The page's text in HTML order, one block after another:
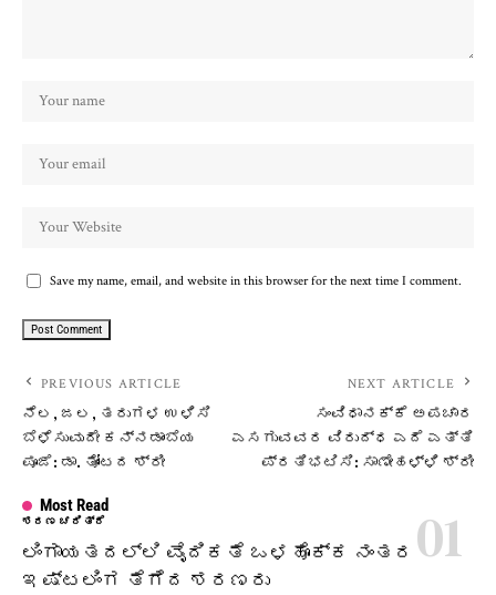
Save my name, email, and website in this browser for the next time I comment.
PREVIOUS ARTICLE
ನೆಲ, ಜಲ, ತರುಗಳ ಉಳಿಸಿ
ಬೆಳೆಸುವುದೇ ಕನ್ನಡಾಂಬೆಯ
ಪೂಜೆ: ಡಾ. ತೋಂಟದ ಶ್ರೀ
NEXT ARTICLE
ಸಂವಿಧಾನಕ್ಕೆ ಅಪಚಾರ
ಎಸಗುವವರ ವಿರುದ್ಧ ಎದೆ ಎತ್ತಿ
ಪ್ರತಿಭಟಿಸಿ: ಸಾಣೇಹಳ್ಳಿ ಶ್ರೀ
Most Read
ಶರಣ ಚರಿತ್ರೆ
ಲಿಂಗಾಯತದಲ್ಲಿ ವೈದಿಕತೆ ಒಳಹೊಕ್ಕ ನಂತರ
ಇಷ್ಟಲಿಂಗ ತೆಗೆದ ಶರಣರು